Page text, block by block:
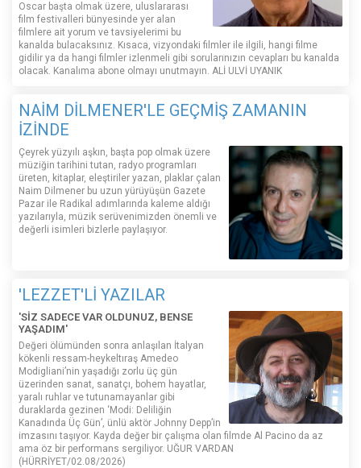
Oscar başta olmak üzere, uluslararası
film festivalleri bünyesinde yer alan
filmlere ait yorum ve tavsiyelerimi bu
kanalda bulacaksınız. Kısaca, vizyondaki filmler ile ilgili, hangi filme
gidilir ya da hangi filmler izlenmeli gibi sorularınızın cevapları bu kanalda
olacak. Kanalıma abone olmayı unutmayın. ALİ ULVİ UYANIK
NAİM DİLMENER'LE GEÇMİŞ ZAMANIN
İZİNDE
Çeyrek yüzyılı aşkın, başta pop olmak üzere
müziğin tarihini tutan, radyo programları
üreten, kitaplar, eleştiriler yazan, plaklar çalan
Naim Dilmener bu uzun yürüyüşün Gazete
Pazar ile Radikal adımlarında kaleme aldığı
yazılarıyla, müzik serüvenimizden önemli ve
değerli isimleri bizlerle paylaşıyor.
'LEZZET'Lİ YAZILAR
'SİZ SADECE VAR OLDUNUZ, BENSE
YAŞADIM'
Değeri ölümünden sonra anlaşılan İtalyan
kökenli ressam-heykeltıraş Amedeo
Modigliani’nin yaşadığı zorlu üç gün
üzerinden sanat, sanatçı, bohem hayatlar,
yaralı ruhlar ve tutunamayanlar gibi
duraklarda gezinen ‘Modi: Deliliğin
Kanadında Üç Gün’, ünlü aktör Johnny Depp’in
imzasını taşıyor. Kayda değer bir çalışma olan filmde Al Pacino da az
ama öz bir performans sergiliyor. UĞUR VARDAN
(HÜRRİYET/02.08/2026)